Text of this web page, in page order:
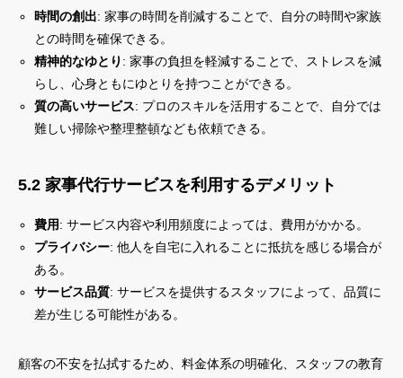
時間の創出: 家事の時間を削減することで、自分の時間や家族
との時間を確保できる。
精神的なゆとり : 家事の負担を軽減することで、ストレスを減
らし、心身ともにゆとりを持つことができる。
質の高いサービス: プロのスキルを活用することで、自分では
難しい掃除や整理整頓なども依頼できる。
5.2 家事代行サービスを利用するデメリット
費用: サービス内容や利用頻度によっては、費用がかかる。
プライバシー: 他人を自宅に入れることに抵抗を感じる場合が
ある。
サービス品質: サービスを提供するスタッフによって、品質に
差が生じる可能性がある。
顧客の不安を払拭するため、料金体系の明確化、スタッフの教育